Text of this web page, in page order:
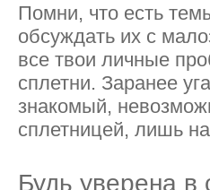
Помни, что есть
обсуждать их с
все твои личные
сплетни. Заранее
знакомый,
сплетницей, лишь
Будь уверена в